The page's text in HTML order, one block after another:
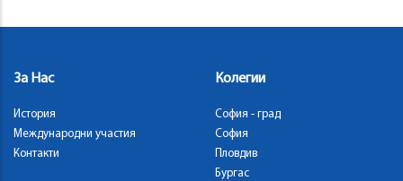
За Нас
История
Международни участия
Контакти
Колегии
София - град
София
Пловдив
Бургас